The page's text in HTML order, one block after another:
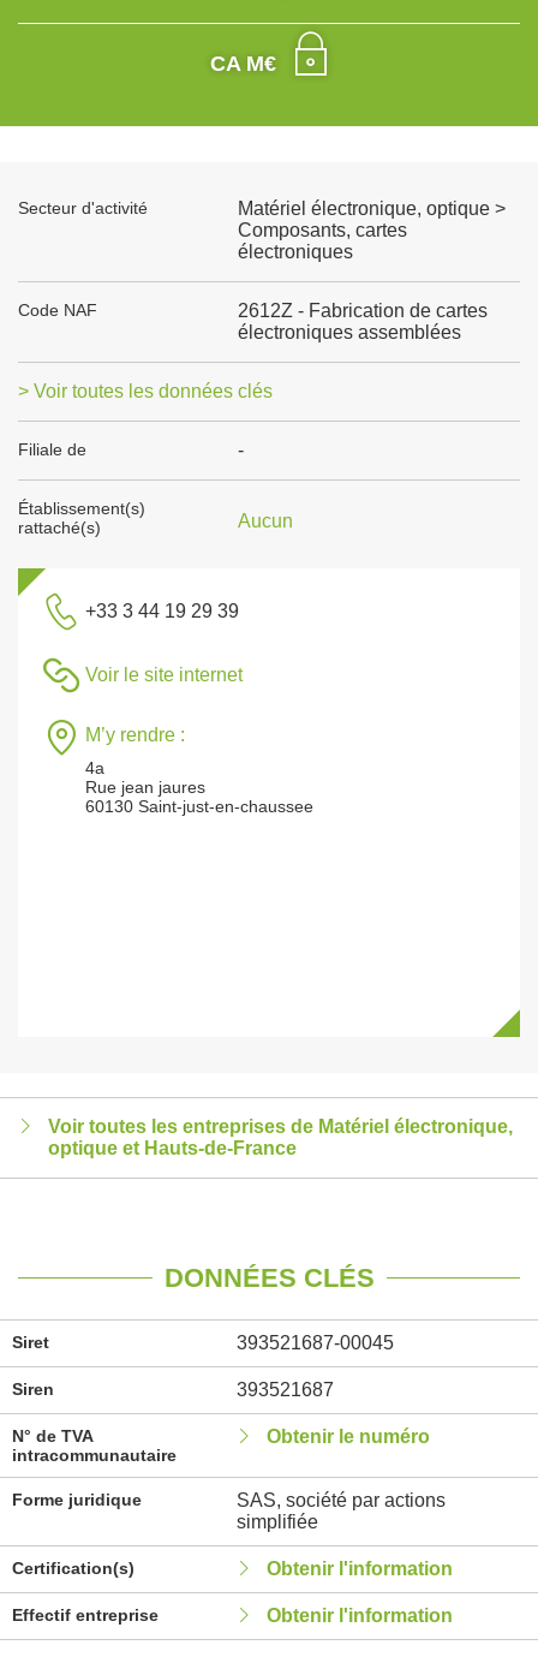
CA M€
Secteur d'activité
Matériel électronique, optique >
Composants, cartes
électroniques
Code NAF
2612Z - Fabrication de cartes
électroniques assemblées
> Voir toutes les données clés
Filiale de -
Établissement(s)
rattaché(s)
Aucun
+33 3 44 19 29 39
Voir le site internet
M’y rendre :
4a
Rue jean jaures
60130 Saint-just-en-chaussee
Voir toutes les entreprises de Matériel électronique,
optique et Hauts-de-France
DONNÉES CLÉS
Siret 393521687-00045
Siren 393521687
N° de TVA
intracommunautaire
Obtenir le numéro
Forme juridique
SAS, société par actions
simplifiée
Certification(s) Obtenir l'information
Effectif entreprise Obtenir l'information